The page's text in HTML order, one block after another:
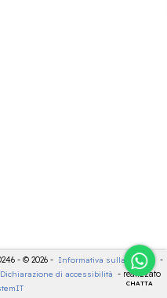
CHATTA
- © 2026 - Informativa sulla privacy -
Dichiarazione di accessibilità - realizzato